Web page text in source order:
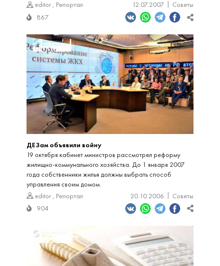
editor , Репортал 12.07.2007
Советы
867
ДЕЗам объявили войну
19 октября кабинет министров рассмотрел реформу
жилищно-коммунального хозяйства. До 1 января 2007
года собственники жилья должны выбрать способ
управления своим домом.
editor , Репортал 20.10.2006
Советы
904